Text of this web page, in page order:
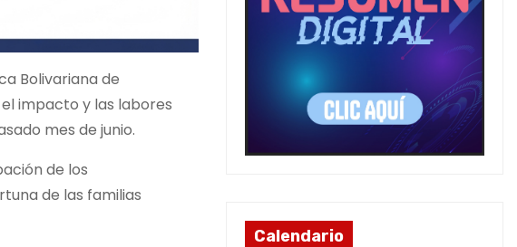
Bolivariana de
impacto y las labores
mes de junio.
de los
de las familias
Calendario